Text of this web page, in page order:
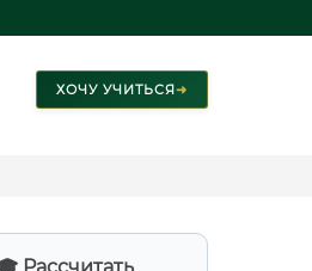
ХОЧУ УЧИТЬСЯ➜